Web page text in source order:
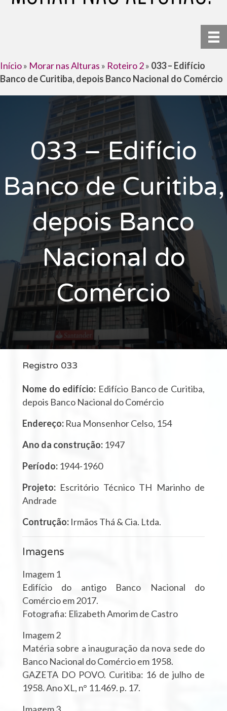
Início» Morar nas Alturas » Roteiro 2» 033 – Edifício
Banco de Curitiba, depois Banco Nacional do Comércio
033 – Edifício
Banco de Curitiba,
depois Banco
Nacional do
Comércio
Registro 033
Nome do edifício: Edifício Banco de Curitiba,
depois Banco Nacional do Comércio
Endereço: Rua Monsenhor Celso, 154
Ano da construção: 1947
Período: 1944-1960
Projeto: Escritório Técnico TH Marinho de
Andrade
Contrução: Irmãos Thá & Cia. Ltda.
Imagens
Imagem 1
Edifício do antigo Banco Nacional do
Comércio em 2017.
Fotografia: Elizabeth Amorim de Castro
Imagem 2
Matéria sobre a inauguração da nova sede do
Banco Nacional do Comércio em 1958.
GAZETA DO POVO. Curitiba: 16 de julho de
1958. Ano XL, n° 11.469. p. 17.